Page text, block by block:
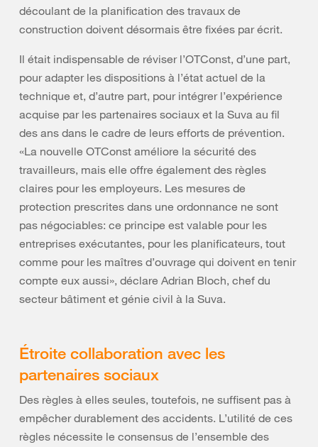
découlant de la planification des travaux de
construction doivent désormais être fixées par écrit.
Il était indispensable de réviser l’OTConst, d’une part,
pour adapter les dispositions à l’état actuel de la
technique et, d’autre part, pour intégrer l’expérience
acquise par les partenaires sociaux et la Suva au fil
des ans dans le cadre de leurs efforts de prévention.
«La nouvelle OTConst améliore la sécurité des
travailleurs, mais elle offre également des règles
claires pour les employeurs. Les mesures de
protection prescrites dans une ordonnance ne sont
pas négociables: ce principe est valable pour les
entreprises exécutantes, pour les planificateurs, tout
comme pour les maîtres d’ouvrage qui doivent en tenir
compte eux aussi», déclare Adrian Bloch, chef du
secteur bâtiment et génie civil à la Suva.
Étroite collaboration avec les
partenaires sociaux
Des règles à elles seules, toutefois, ne suffisent pas à
empêcher durablement des accidents. L’utilité de ces
règles nécessite le consensus de l’ensemble des